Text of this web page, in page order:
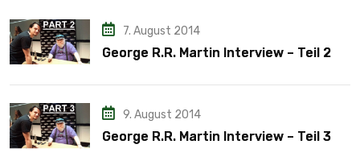
7. August 2014
George R.R. Martin Interview – Teil 2
9. August 2014
George R.R. Martin Interview – Teil 3